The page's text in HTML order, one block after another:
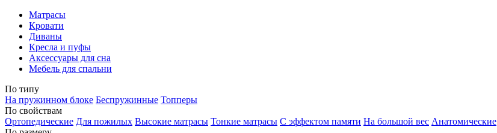
Матрасы
Кровати
Диваны
Кресла и пуфы
Аксессуары для сна
Мебель для спальни
По типу
На пружинном блоке Беспружинные Топперы
По свойствам
Ортопедические Для пожилых Высокие матрасы Тонкие матрасы С эффектом памяти На большой вес Анатомические